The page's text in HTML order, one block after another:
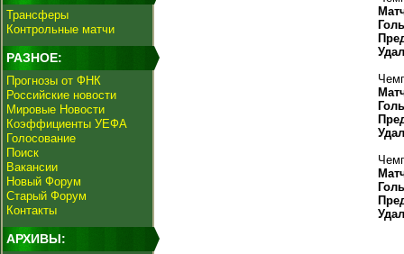
Трансферы
Контрольные матчи
РАЗНОЕ:
Прогнозы от ФНК
Российские новости
Мировые Новости
Коэффициенты УЕФА
Голосование
Поиск
Вакансии
Новый Форум
Старый Форум
Контакты
АРХИВЫ: